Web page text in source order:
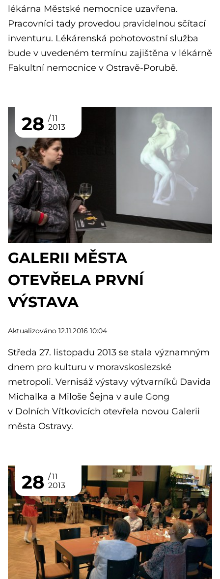
lékárna Městské nemocnice uzavřena.
Pracovníci tady provedou pravidelnou sčítací
inventuru. Lékárenská pohotovostní služba
bude v uvedeném termínu zajištěna v lékárně
Fakultní nemocnice v Ostravě-Porubě.
28
11
2013
GALERII MĚSTA
OTEVŘELA PRVNÍ
VÝSTAVA
Aktualizováno 12.11.2016 10:04
Středa 27. listopadu 2013 se stala významným
dnem pro kulturu v moravskoslezské
metropoli. Vernisáž výstavy výtvarníků Davida
Michalka a Miloše Šejna v aule Gong
v Dolních Vítkovicích otevřela novou Galerii
města Ostravy.
28
11
2013